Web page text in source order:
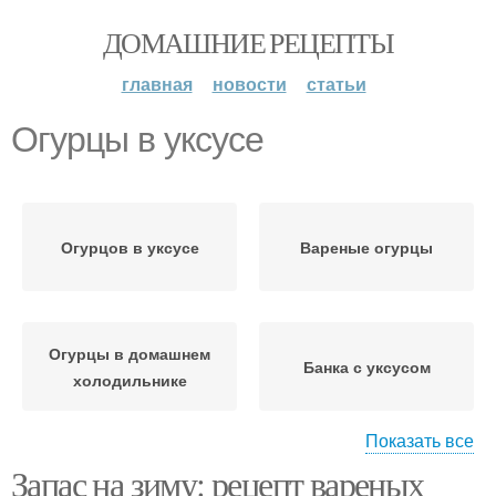
ДОМАШНИЕ РЕЦЕПТЫ
главная новости статьи
Огурцы в уксусе
Огурцов в уксусе Вареные огурцы
Огурцы в домашнем
холодильнике
Банка с уксусом
Огурцы на стол
Показать все
Запас на зиму: рецепт вареных